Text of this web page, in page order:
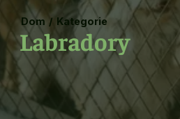
Dom / Kategorie
Labradory